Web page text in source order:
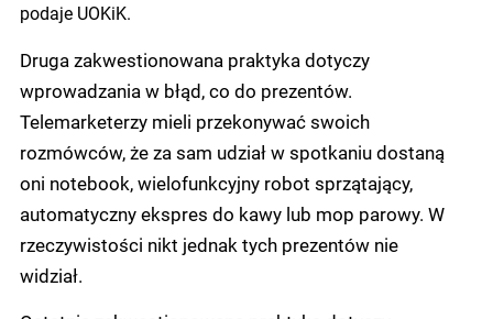
podaje UOKiK.
Druga zakwestionowana praktyka dotyczy
wprowadzania w błąd, co do prezentów.
Telemarketerzy mieli przekonywać swoich
rozmówców, że za sam udział w spotkaniu dostaną
oni notebook, wielofunkcyjny robot sprzątający,
automatyczny ekspres do kawy lub mop parowy. W
rzeczywistości nikt jednak tych prezentów nie
widział.